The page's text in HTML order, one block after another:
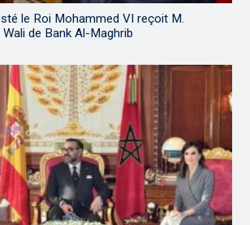
le Roi Mohammed VI reçoit M.
de Bank Al-Maghrib